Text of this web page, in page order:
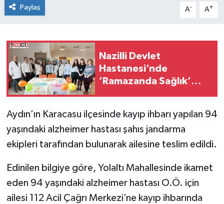
Paylaş A- A+
Nazilli Devlet
Hastanesi’nde
’Ramazanda Sağlık’
Aydın’ın Karacasu ilçesinde kayıp ihbarı yapılan 94
yaşındaki alzheimer hastası şahıs jandarma
ekipleri tarafından bulunarak ailesine teslim edildi.
Edinilen bilgiye göre, Yolaltı Mahallesinde ikamet
eden 94 yaşındaki alzheimer hastası O.Ö. için
ailesi 112 Acil Çağrı Merkezi’ne kayıp ihbarında